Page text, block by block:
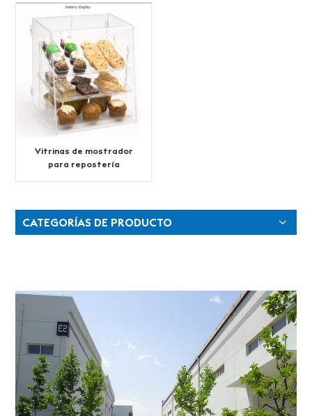
Vitrinas de mostrador
para repostería
CATEGORÍAS DE PRODUCTO